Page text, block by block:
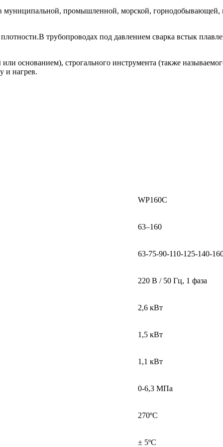
муниципальной, промышленной, морской,
трубопроводах под давлением сварка встык
основанием), строгального инструмента (также
и нагрев.
WP160C
63–160
63-75-90-110-125-140-
220 В / 50 Гц, 1 фаза
2,6 кВт
1,5 кВт
1,1 кВт
0-6,3 МПа
270ºC
± 5ºC